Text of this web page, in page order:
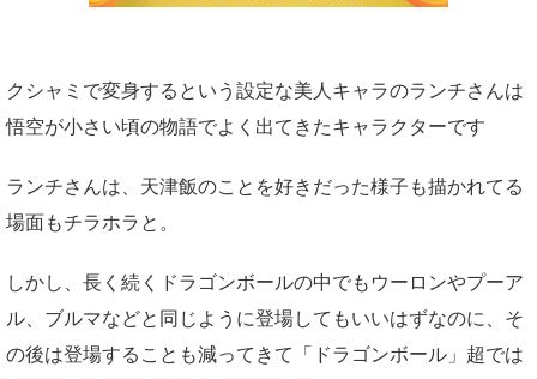
クシャミで変身するという設定な美人キャラのランチさんは
悟空が小さい頃の物語でよく出てきたキャラクターです
ランチさんは、天津飯のことを好きだった様子も描かれてる
場面もチラホラと。
しかし、長く続くドラゴンボールの中でもウーロンやプーア
ル、ブルマなどと同じように登場してもいいはずなのに、そ
の後は登場することも減ってきて「ドラゴンボール」超では